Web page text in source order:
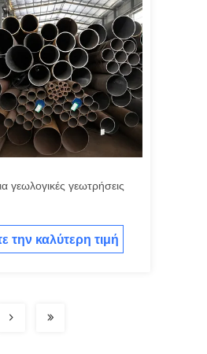
γεωλογικές γεωτρήσεις
την καλύτερη τιμή